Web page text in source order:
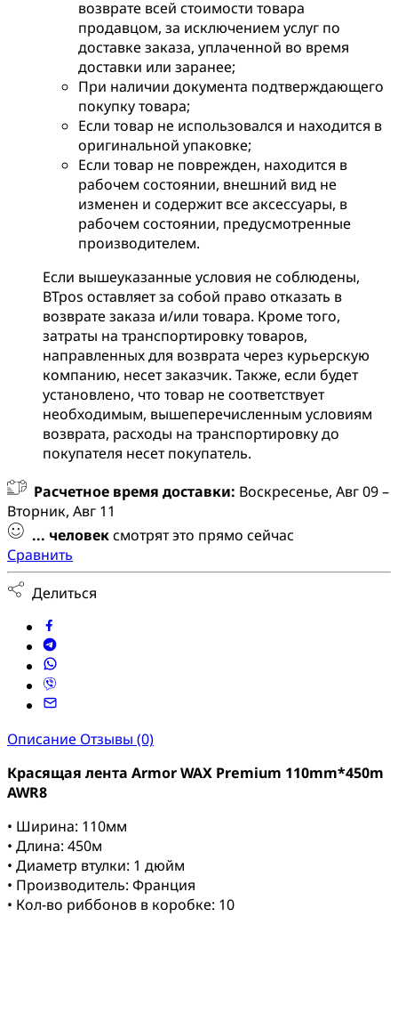
возврате всей стоимости товара
продавцом, за исключением услуг по
доставке заказа, уплаченной во время
доставки или заранее;
При наличии документа подтверждающего
покупку товара;
Если товар не использовался и находится в
оригинальной упаковке;
Если товар не поврежден, находится в
рабочем состоянии, внешний вид не
изменен и содержит все аксессуары, в
рабочем состоянии, предусмотренные
производителем.
Если вышеуказанные условия не соблюдены,
BTpos оставляет за собой право отказать в
возврате заказа и/или товара. Кроме того,
затраты на транспортировку товаров,
направленных для возврата через курьерскую
компанию, несет заказчик. Также, если будет
установлено, что товар не соответствует
необходимым, вышеперечисленным условиям
возврата, расходы на транспортировку до
покупателя несет покупатель.
Расчетное время доставки: Воскресенье, Авг 09 –
Вторник, Авг 11
... человексмотрят это прямо сейчас
Сравнить
Делиться
Описание Отзывы (0)
Красящая лента Armor WAX Premium 110mm*450m
AWR8
• Ширина: 110мм
• Длина: 450м
• Диаметр втулки: 1 дюйм
• Производитель: Франция
• Кол-во риббонов в коробке: 10